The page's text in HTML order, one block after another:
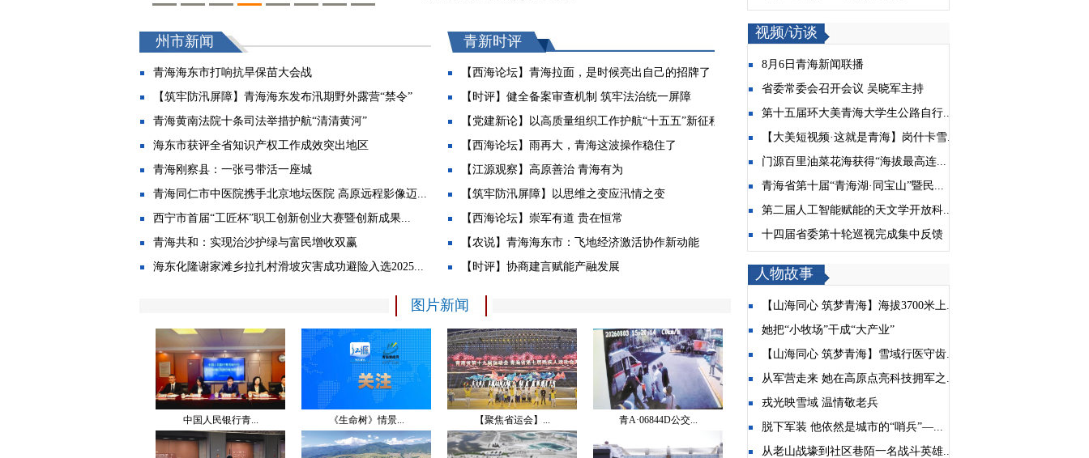
8月8日晚来西宁市中心广场共赏尖扎非遗魅力
【树立和践行正确政绩观】西宁市推动年轻干部学习...
对口支援青海理工学院第二届高校联席会议召开
青海消防筑牢旅游旺季安全防线
省政协开展专题协商活动 推动青盐资源高效开发利用...
津青少年以球为媒共筑石榴情
西宁海东组团赴南京开展文旅农推介活动
青海省第十九届运动会、第七届残疾人运动会明日开幕
州市新闻
青海海东市打响抗旱保苗大会战
【筑牢防汛屏障】青海海东发布汛期野外露营“禁令”
青海黄南法院十条司法举措护航“清清黄河”
海东市获评全省知识产权工作成效突出地区
青海刚察县：一张弓带活一座城
青海同仁市中医院携手北京地坛医院 高原远程影像迈...
西宁市首届“工匠杯”职工创新创业大赛暨创新成果...
青海共和：实现治沙护绿与富民增收双赢
海东化隆谢家滩乡拉扎村滑坡灾害成功避险入选2025...
青新时评
【西海论坛】青海拉面，是时候亮出自己的招牌了
【时评】健全备案审查机制 筑牢法治统一屏障
【党建新论】以高质量组织工作护航“十五五”新征程
【西海论坛】雨再大，青海这波操作稳住了
【江源观察】高原善治 青海有为
【筑牢防汛屏障】以思维之变应汛情之变
【西海论坛】崇军有道 贵在恒常
【农说】青海海东市：飞地经济激活协作新动能
【时评】协商建言赋能产融发展
图片新闻
中国人民银行青... 《生命树》情景... 【聚焦省运会】... 青A·06844D公交...
视频/访谈
8月6日青海新闻联播
省委常委会召开会议 吴晓军主持
第十五届环大美青海大学生公路自行...
【大美短视频·这就是青海】岗什卡雪...
门源百里油菜花海获得“海拔最高连...
青海省第十届“青海湖·同宝山”暨民...
第二届人工智能赋能的天文学开放科...
十四届省委第十轮巡视完成集中反馈
人物故事
【山海同心 筑梦青海】海拔3700米上...
她把“小牧场”干成“大产业”
【山海同心 筑梦青海】雪域行医守齿...
从军营走来 她在高原点亮科技拥军之...
戎光映雪域 温情敬老兵
脱下军装 他依然是城市的“哨兵”—...
从老山战壕到社区巷陌一名战斗英雄...